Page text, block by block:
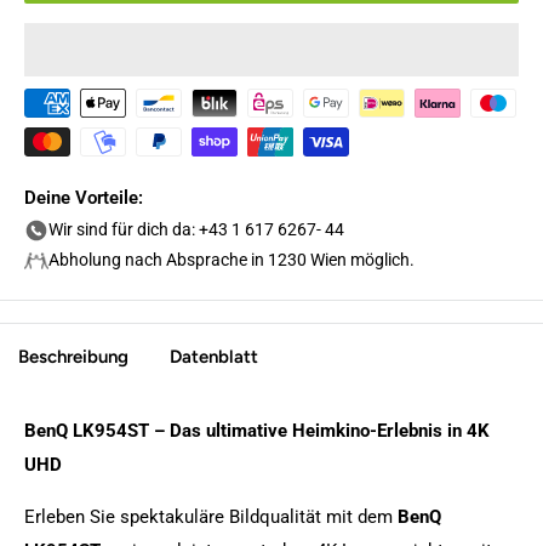
Deine Vorteile:
Wir sind für dich da: +43 1 617 6267- 44
Abholung nach Absprache in 1230 Wien möglich.
Beschreibung Datenblatt
BenQ LK954ST – Das ultimative Heimkino-Erlebnis in 4K
UHD
Erleben Sie spektakuläre Bildqualität mit dem BenQ